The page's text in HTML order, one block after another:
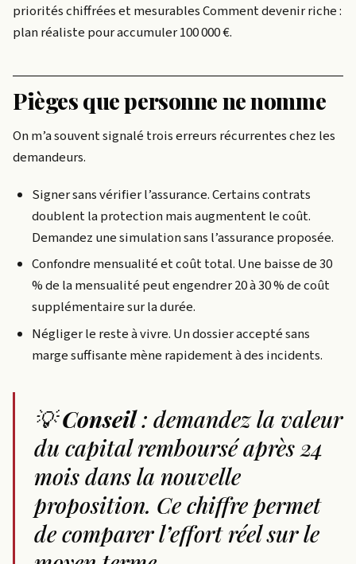
priorités chiffrées et mesurables Comment devenir riche :
plan réaliste pour accumuler 100 000 €.
Pièges que personne ne nomme
On m’a souvent signalé trois erreurs récurrentes chez les
demandeurs.
Signer sans vérifier l’assurance. Certains contrats
doublent la protection mais augmentent le coût.
Demandez une simulation sans l’assurance proposée.
Confondre mensualité et coût total. Une baisse de 30
% de la mensualité peut engendrer 20 à 30 % de coût
supplémentaire sur la durée.
Négliger le reste à vivre. Un dossier accepté sans
marge suffisante mène rapidement à des incidents.
💡Conseil: demandez la valeur
du capital remboursé après 24
mois dans la nouvelle
proposition. Ce chiffre permet
de comparer l’effort réel sur le